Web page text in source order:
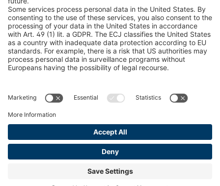
ЮРИДИЧНА ІНФОРМАЦІЯ
Сертифікати
Угода про оплату рахунків за зміст
Умови та положення
Заява про конфіденційність даних